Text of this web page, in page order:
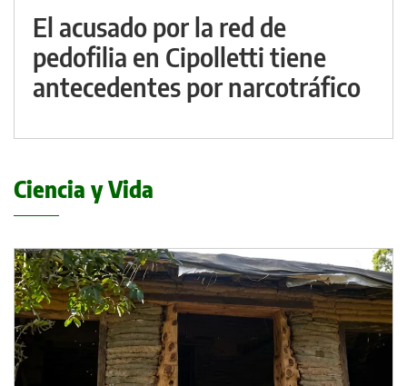
El acusado por la red de
pedofilia en Cipolletti tiene
antecedentes por narcotráfico
Ciencia y Vida